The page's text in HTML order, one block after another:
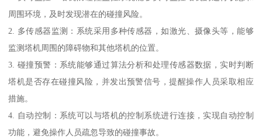
周围环境，及时发现潜在的碰撞风险。
2. 多传感器监测：系统采用多种传感器，如激光、摄像头等，能够
监测塔机周围的障碍物和其他塔机的位置。
3. 碰撞预警：系统能够通过算法分析和处理传感器数据，实时判断
塔机是否存在碰撞风险，并发出预警信号，提醒操作人员采取相应
措施。
4. 自动控制：系统可以与塔机的控制系统进行连接，实现自动控制
功能，避免操作人员疏忽导致的碰撞事故。